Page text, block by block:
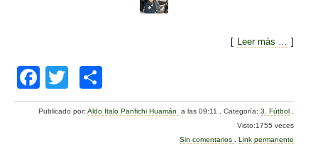
[ Leer más … ]
F
a
wi
tt
o
m
Publicado por:Aldo Italo Panfichi Huamán a las 09:11 .Categoría:3. Fútbol
Visto:1755 veces
Sin comentarios
Link permanente